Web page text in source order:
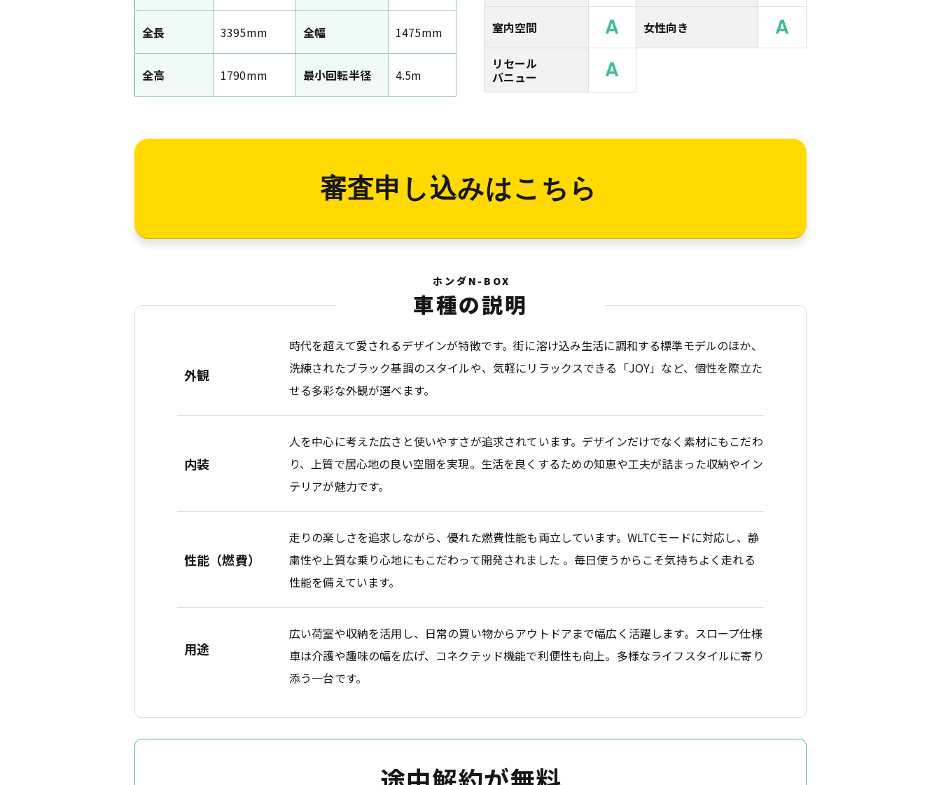
全長 3395mm 全幅 1475mm
全高 1790mm 最小回転半径 4.5m
室内空間 A 女性向き A
リセール
バニュー
A
審査申し込みはこちら
ホンダN-BOX
車種の説明
外観
時代を超えて愛されるデザインが特徴です。街に溶け込み生活に調和する標準モデルのほか、
洗練されたブラック基調のスタイルや、気軽にリラックスできる「JOY」など、個性を際立た
せる多彩な外観が選べます。
内装
人を中心に考えた広さと使いやすさが追求されています。デザインだけでなく素材にもこだわ
り、上質で居心地の良い空間を実現。生活を良くするための知恵や工夫が詰まった収納やイン
テリアが魅力です。
性能（燃費）
走りの楽しさを追求しながら、優れた燃費性能も両立しています。WLTCモードに対応し、静
粛性や上質な乗り心地にもこだわって開発されました 。毎日使うからこそ気持ちよく走れる
性能を備えています。
用途
広い荷室や収納を活用し、日常の買い物からアウトドアまで幅広く活躍します。スロープ仕様
車は介護や趣味の幅を広げ、コネクテッド機能で利便性も向上。多様なライフスタイルに寄り
添う一台です。